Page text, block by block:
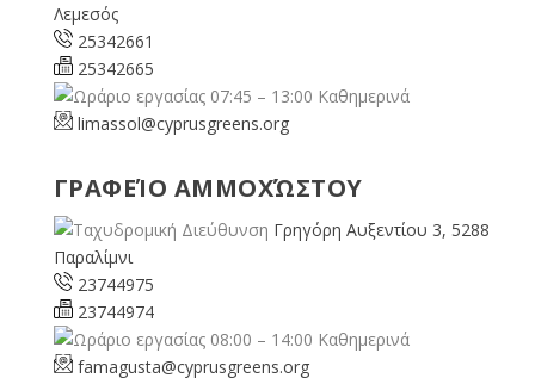
Λεμεσός
25342661
25342665
07:45 – 13:00 Καθημερινά
limassol@cyprusgreens.org
ΓΡΑΦΕΊΟ ΑΜΜΟΧΏΣΤΟΥ
Γρηγόρη Αυξεντίου 3, 5288
Παραλίμνι
23744975
23744974
08:00 – 14:00 Καθημερινά
famagusta@cyprusgreens.org